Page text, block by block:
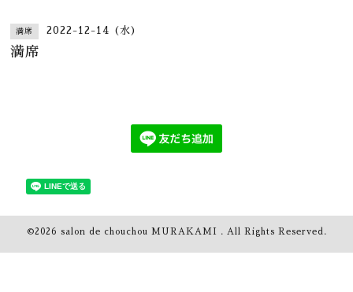
満席 2022-12-14 (水)
満席
©2026 salon de chouchou MURAKAMI . All Rights Reserved.